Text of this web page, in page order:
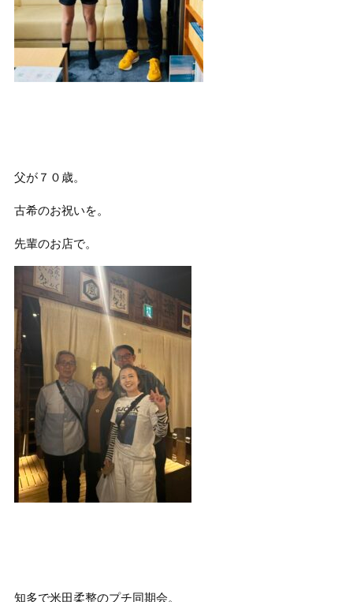
父が７０歳。
古希のお祝いを。
先輩のお店で。
知多で米田柔整のプチ同期会。